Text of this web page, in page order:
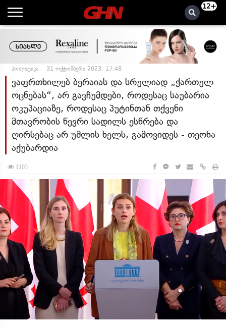
12+
პოლიტიკა 31 ოქტომბერი 2023, 17:48
ვაფრთხილებ ბერაიას და სრულიად „ქართულ
ოცნებას“, არ გავჩუმდები, როდესაც საუბარია
ოკუპაციაზე, როდესაც პუტინთან თქვენი
მთავრობის წევრი სადილს ესწრება და
ღირსებაც არ უშლის ხელს, გამოვიდეს - თეონა
აქუბარდია
1103